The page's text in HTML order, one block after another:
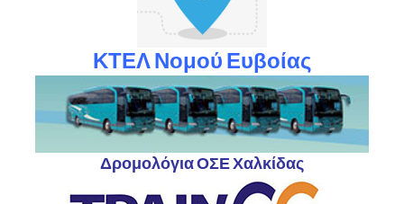
ΚΤΕΛ Νομού Ευβοίας
Δρομολόγια ΟΣΕ Χαλκίδας